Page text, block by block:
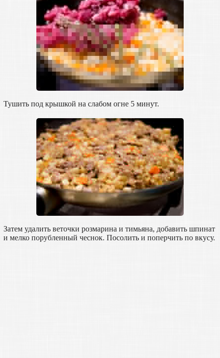
Тушить под крышкой на слабом огне 5 минут.
Затем удалить веточки розмарина и тимьяна, добавить шпинат
и мелко порубленный чеснок. Посолить и поперчить по вкусу.